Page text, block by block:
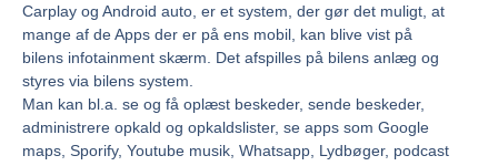
Carplay og Android auto, er et system, der gør det muligt, at
mange af de Apps der er på ens mobil, kan blive vist på
bilens infotainment skærm. Det afspilles på bilens anlæg og
styres via bilens system.
Man kan bl.a. se og få oplæst beskeder, sende beskeder,
administrere opkald og opkaldslister, se apps som Google
maps, Sporify, Youtube musik, Whatsapp, Lydbøger, podcast